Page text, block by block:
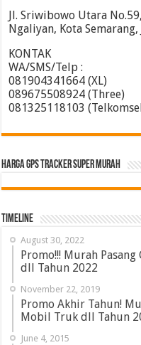
Jl. Sriwibowo Utara
Ngaliyan, Kota
KONTAK
WA/SMS/Telp :
081904341664 (XL)
089675508924 (Three)
081325118103
HARGA GPS TRACKER SUPER MURAH
Timeline
August 30, 2022
Promo!!! Murah
dll Tahun 2022
November 22, 2019
Promo Akhir Tahun!
Mobil Truk dll Tahun
June 4, 2015